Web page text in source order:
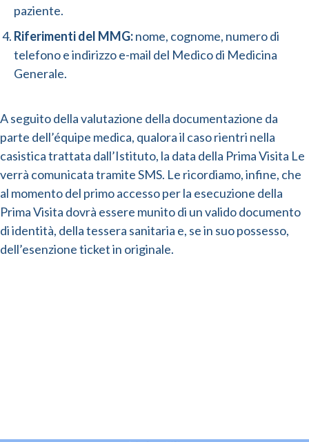
paziente.
Riferimenti del MMG:nome, cognome, numero di
telefono e indirizzo e-mail del Medico di Medicina
Generale.
A seguito della valutazione della documentazione da
parte dell’équipe medica, qualora il caso rientri nella
casistica trattata dall’Istituto, la data della Prima Visita Le
verrà comunicata tramite SMS. Le ricordiamo, infine, che
al momento del primo accesso per la esecuzione della
Prima Visita dovrà essere munito di un valido documento
di identità, della tessera sanitaria e, se in suo possesso,
dell’esenzione ticket in originale.